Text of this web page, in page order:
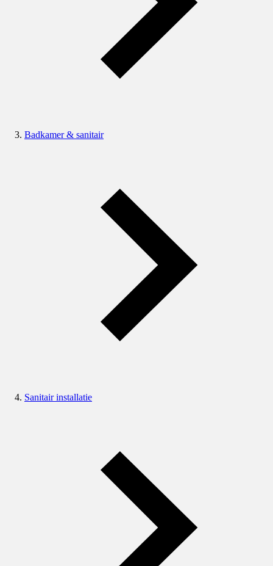
Badkamer & sanitair
Sanitair installatie